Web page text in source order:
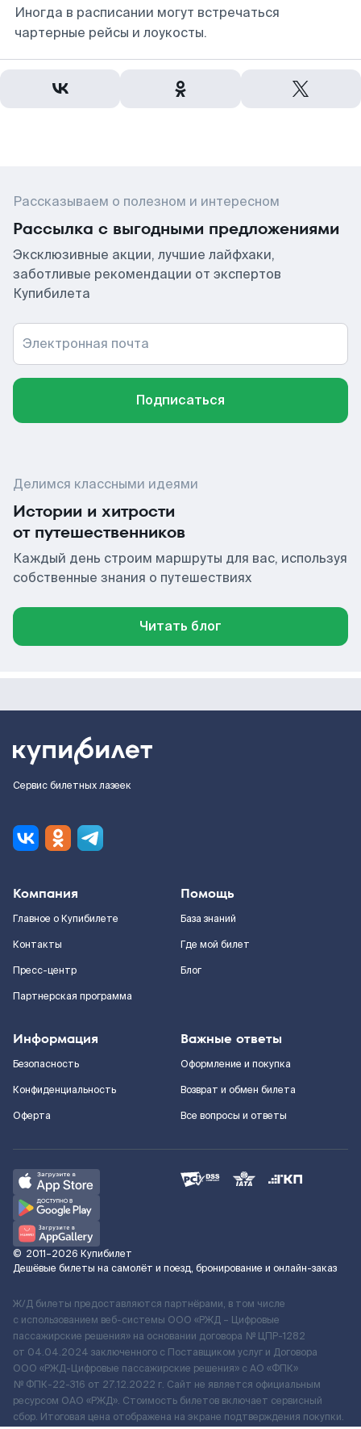
Иногда в расписании могут встречаться
чартерные рейсы и лоукосты.
Рассказываем о полезном и интересном
Рассылка с выгодными предложениями
Эксклюзивные акции, лучшие лайфхаки,
заботливые рекомендации от экспертов
Купибилета
Электронная почта
Подписаться
Делимся классными идеями
Истории и хитрости
от путешественников
Каждый день строим маршруты для вас, используя
собственные знания о путешествиях
Читать блог
Сервис билетных лазеек
Компания
Главное о Купибилете
Контакты
Пресс-центр
Партнерская программа
Помощь
База знаний
Где мой билет
Блог
Информация
Безопасность
Конфиденциальность
Оферта
Важные ответы
Оформление и покупка
Возврат и обмен билета
Все вопросы и ответы
© 2011–2026 Купибилет
Дешёвые билеты на самолёт и поезд, бронирование и онлайн-заказ
Ж/Д билеты предоставляются партнёрами, в том числе
с использованием веб-системы ООО «РЖД – Цифровые
пассажирские решения» на основании договора № ЦПР-1282
от 04.04.2024 заключенного с Поставщиком услуг и Договора
ООО «РЖД-Цифровые пассажирские решения» c АО «ФПК»
№ ФПК-22-316 от 27.12.2022 г. Сайт не является официальным
ресурсом ОАО «РЖД». Стоимость билетов включает сервисный
сбор. Итоговая цена отображена на экране подтверждения покупки.